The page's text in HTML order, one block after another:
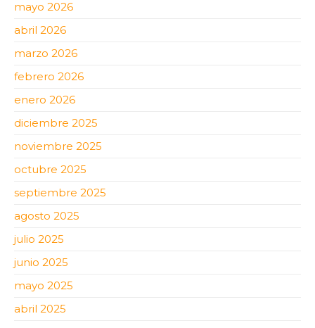
mayo 2026
abril 2026
marzo 2026
febrero 2026
enero 2026
diciembre 2025
noviembre 2025
octubre 2025
septiembre 2025
agosto 2025
julio 2025
junio 2025
mayo 2025
abril 2025